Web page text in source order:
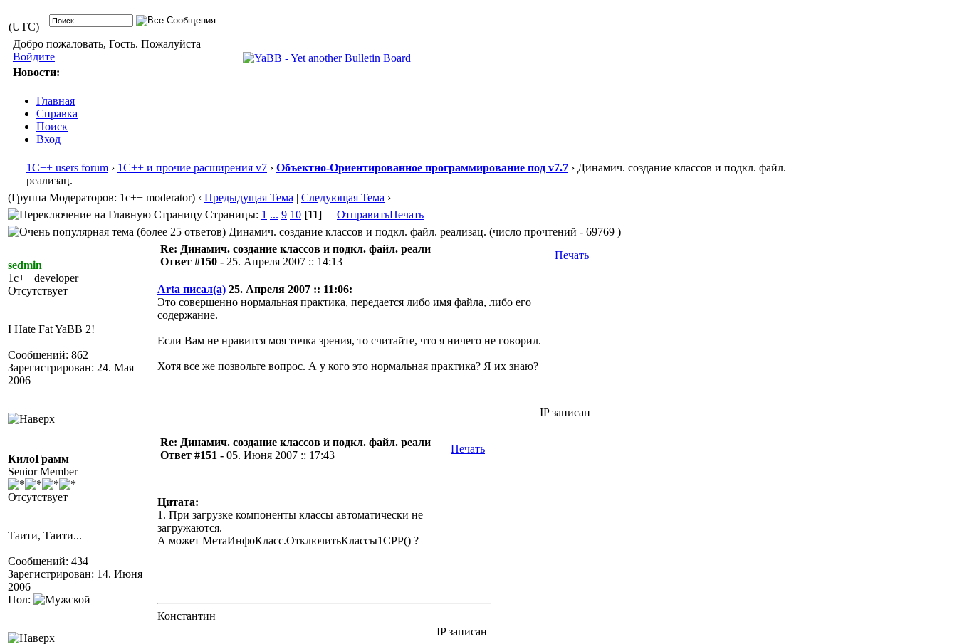
(UTC)
Добро пожаловать, Гость. Пожалуйста
Войдите
Новости:
Главная
Справка
Поиск
Вход
1С++ users forum › 1С++ и прочие расширения v7 › Объектно-Ориентированное программирование под v7.7 › Динамич. создание классов и подкл. файл.
реализац.
(Группа Модераторов: 1c++ moderator) ‹ Предыдущая Тема | Следующая Тема ›
Страницы: 1 ... 9 10 [11] ОтправитьПечать
Динамич. создание классов и подкл. файл. реализац. (число прочтений - 69769 )
sedmin
1c++ developer
Отсутствует
I Hate Fat YaBB 2!
Сообщений: 862
Зарегистрирован: 24. Мая
2006
Re: Динамич. создание классов и подкл. файл. реали
Ответ #150 - 25. Апреля 2007 :: 14:13
Печать
Arta писал(а) 25. Апреля 2007 :: 11:06:
Это совершенно нормальная практика, передается либо имя файла, либо его
содержание.
Если Вам не нравится моя точка зрения, то считайте, что я ничего не говорил.
Хотя все же позвольте вопрос. А у кого это нормальная практика? Я их знаю?
IP записан
КилоГрамм
Senior Member
Отсутствует
Таити, Таити...
Сообщений: 434
Зарегистрирован: 14. Июня
2006
Пол:
Re: Динамич. создание классов и подкл. файл. реали
Ответ #151 - 05. Июня 2007 :: 17:43
Печать
Цитата:
1. При загрузке компоненты классы автоматически не
загружаются.
А может МетаИнфоКласс.ОтключитьКлассы1СРР() ?
Константин
IP записан